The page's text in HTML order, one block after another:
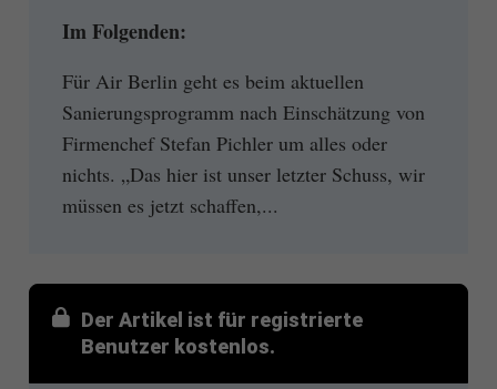
Im Folgenden:
Für Air Berlin geht es beim aktuellen
Sanierungsprogramm nach Einschätzung von
Firmenchef Stefan Pichler um alles oder
nichts. „Das hier ist unser letzter Schuss, wir
müssen es jetzt schaffen,...
Der Artikel ist für registrierte
Benutzer kostenlos.